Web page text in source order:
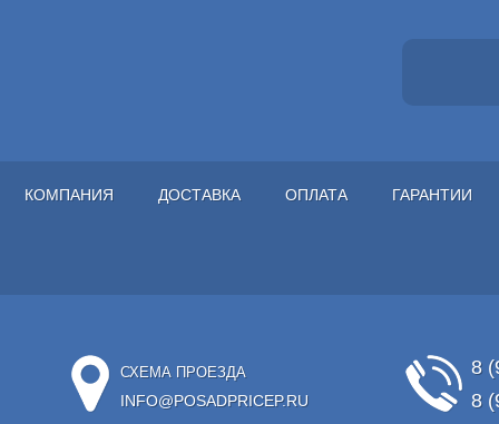
КОМПАНИЯ ДОСТАВКА ОПЛАТА ГАРАНТИИ
СХЕМА ПРОЕЗДА
INFO@POSADPRICEP.RU
8
8